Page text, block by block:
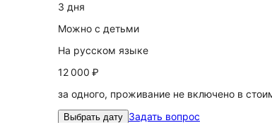
3 дня
Можно с детьми
На русском языке
12 000 ₽
за одного, проживание не включено в
Выбрать дату Задать вопрос